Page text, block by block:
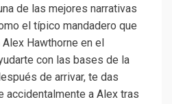
de las mejores narrativas
el típico mandadero que
Hawthorne en el
con las bases de la
de arrivar, te das
accidentalmente a Alex tras